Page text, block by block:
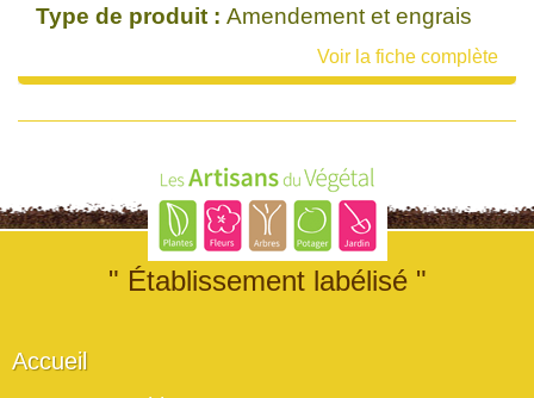
Type de produit : Amendement et engrais
Voir la fiche complète
" Établissement labélisé "
Accueil